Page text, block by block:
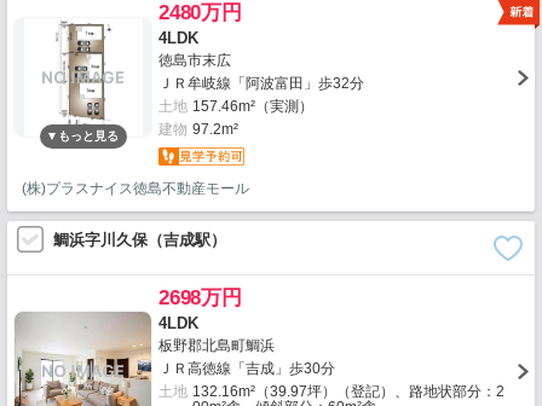
2480万円
4LDK
徳島市末広
ＪＲ牟岐線「阿波富田」歩32分
土地 157.46m²（実測）
建物 97.2m²
(株)プラスナイス徳島不動産モール
鯛浜字川久保（吉成駅）
2698万円
4LDK
板野郡北島町鯛浜
ＪＲ高徳線「吉成」歩30分
土地 132.16m²（39.97坪）（登記）、路地状部分：2